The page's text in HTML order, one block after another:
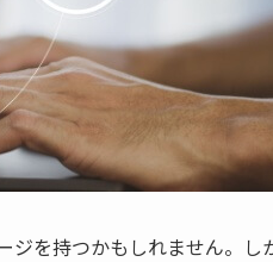
を持つかもしれません。